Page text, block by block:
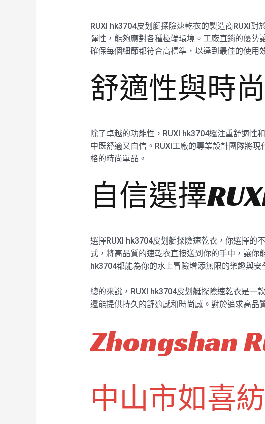
RUXI hk3704皮划艇探險速乾衣的製造商RUXI
彈性，能夠應對各種極端環境。工廠直銷的優勢
確保每個細節都符合高標準，以達到最佳的使用
舒適性與時
除了卓越的功能性，RUXI hk3704還注重舒適性
中既舒適又自信。RUXI工廠的專業設計團隊將
格的時尚單品。
自信選擇
選擇RUXI hk3704皮划艇探險速乾衣，你選擇的
式，將高品質的速乾衣直接送到你的手中，讓你
hk3704都能為你的水上冒險增添無限的樂趣與安
總的來說，RUXI hk3704皮划艇探險速乾衣是一
還能提供持久的舒適感和時尚感。對於追求高品
Zhongshan
中山市如喜